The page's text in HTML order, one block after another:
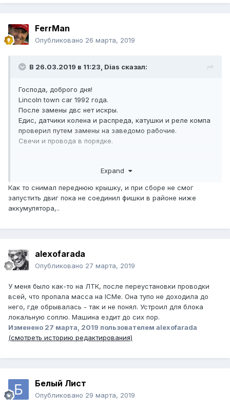
FerrMan
Опубликовано 26 марта, 2019
В 26.03.2019 в 11:23, Dias сказал:
Господа, доброго дня!
Lincoln town car 1992 года.
После замены двс нет искры.
Едис, датчики колена и распреда, катушки и реле компа
проверил путем замены на заведомо рабочие.
Свечи и провода в порядке.
И может кто-нибудь.на пальцах обьяснить, как делается
Expand
Как то снимал переднюю крышку, и при сборе не смог
запустить двиг пока не соединил фишки в районе ниже
аккумулятора,..
alexofarada
Опубликовано 27 марта, 2019
У меня было как-то на ЛТК, после переустановки проводки
всей, что пропала масса на ICMе. Она тупо не доходила до
него, где обрывалась - так и не понял. Устроил для блока
локальную соплю. Машина ездит до сих пор.
Изменено 27 марта, 2019 пользователем alexofarada
(смотреть историю редактирования)
Белый Лист
Опубликовано 29 марта, 2019